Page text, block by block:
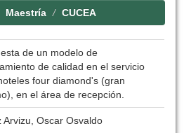
Maestría CUCEA
de un modelo de
de calidad en el servicio
four diamond's (gran
en el área de recepción.
Arvizu, Oscar Osvaldo